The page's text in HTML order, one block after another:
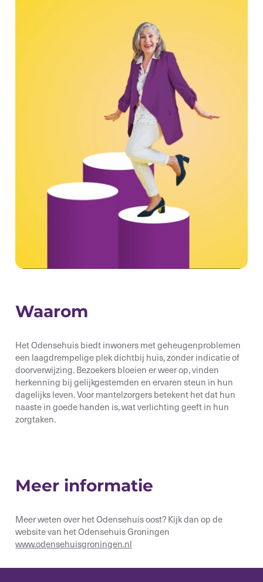
Waarom
Het Odensehuis biedt inwoners met geheugenproblemen
een laagdrempelige plek dichtbij huis, zonder indicatie of
doorverwijzing. Bezoekers bloeien er weer op, vinden
herkenning bij gelijkgestemden en ervaren steun in hun
dagelijks leven. Voor mantelzorgers betekent het dat hun
naaste in goede handen is, wat verlichting geeft in hun
zorgtaken.
Meer informatie
Meer weten over het Odensehuis oost? Kijk dan op de
website van het Odensehuis Groningen
www.odensehuisgroningen.nl